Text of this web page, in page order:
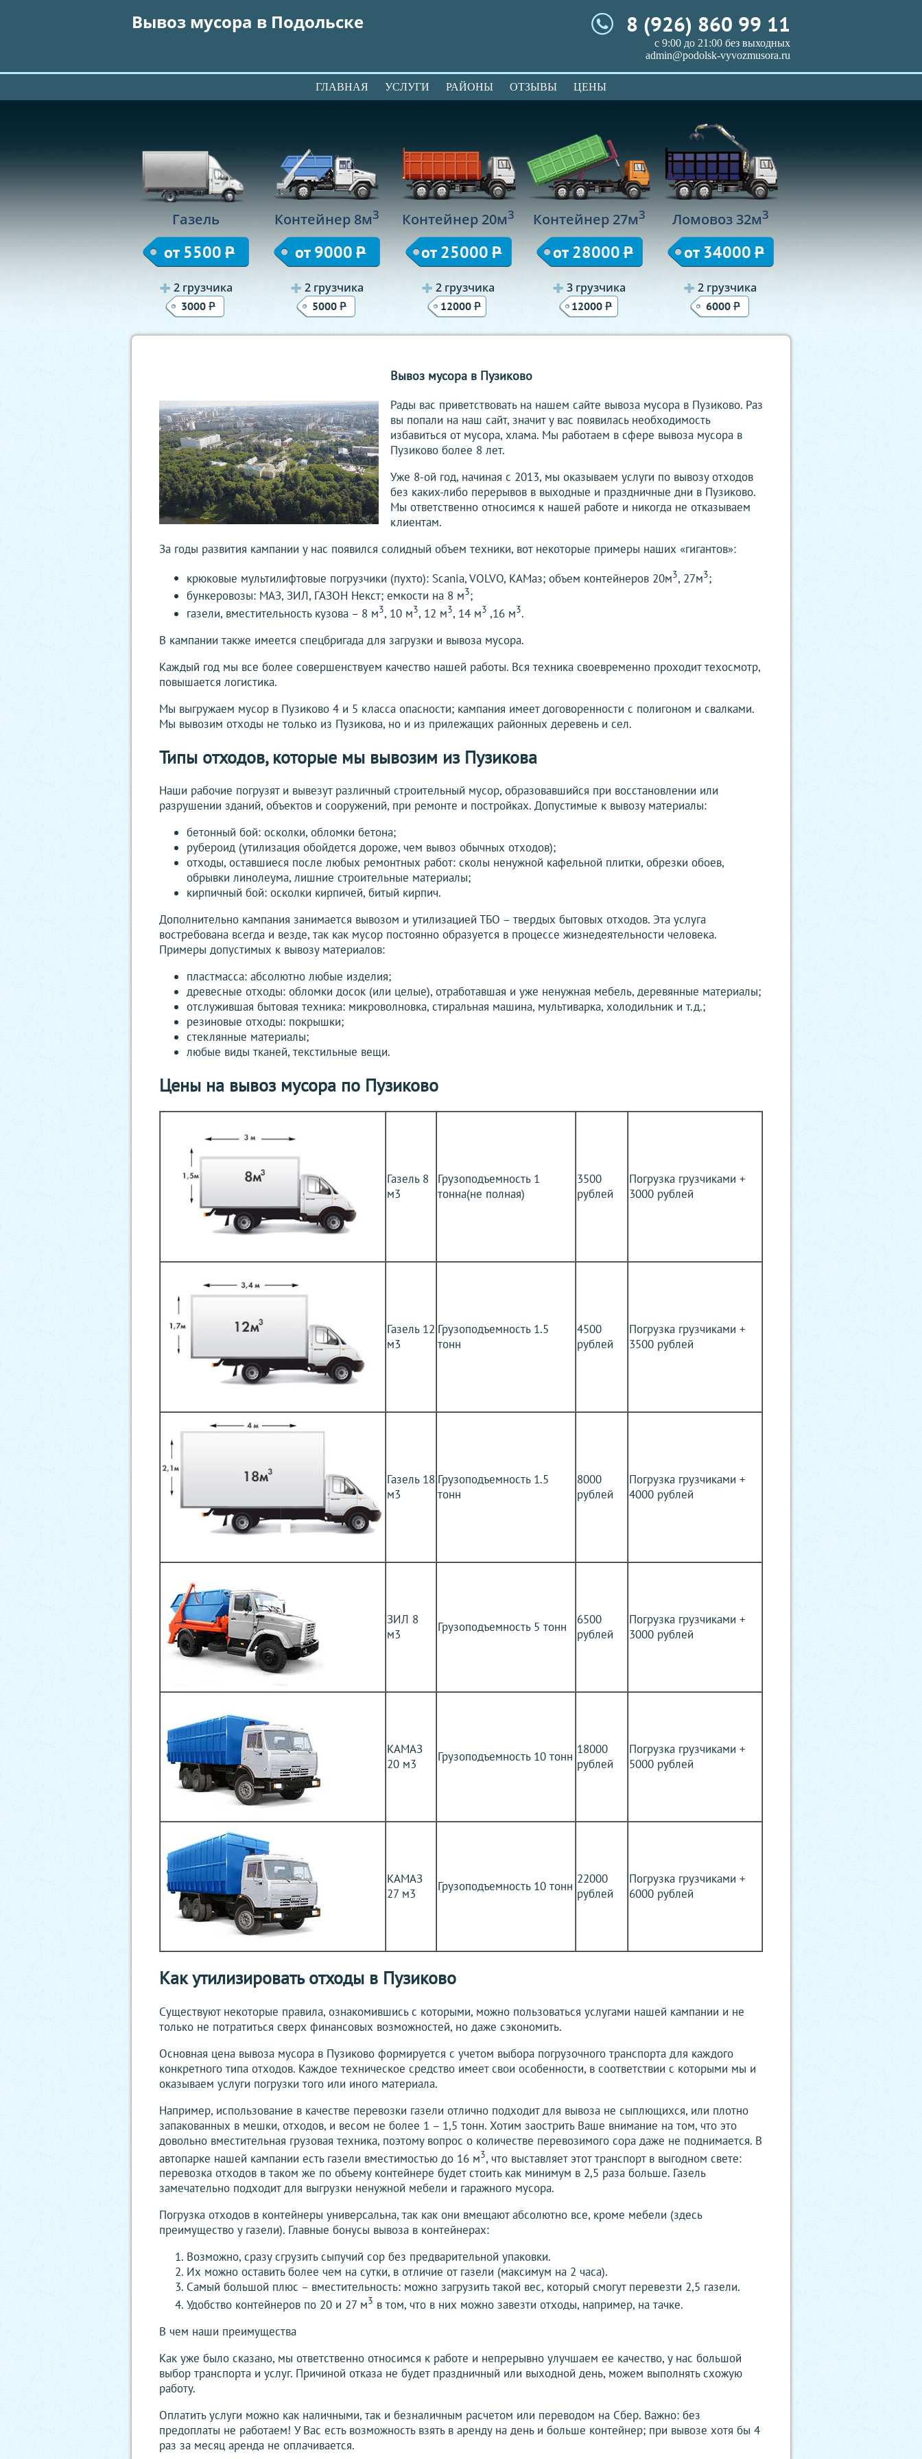
Вывоз мусора в Подольске 8 (926) 860 99 11
с 9:00 до 21:00 без выходных
admin@podolsk-vyvozmusora.ru
ГЛАВНАЯ УСЛУГИ РАЙОНЫ ОТЗЫВЫ ЦЕНЫ
Газель
от 5500Р
2 грузчика
3000Р
Контейнер 8м3
от 9000 Р
2 грузчика
5000Р
Контейнер 20м3
от 25000 Р
2 грузчика
12000 Р
Контейнер 27м3
от 28000Р
3 грузчика
12000Р
Ломовоз 32м3
от 34000Р
2 грузчика
6000Р
Вывоз мусора в Пузиково
Рады вас приветствовать на нашем сайте вывоза мусора в Пузиково. Раз
вы попали на наш сайт, значит у вас появилась необходимость
избавиться от мусора, хлама. Мы работаем в сфере вывоза мусора в
Пузиково более 8 лет.
Уже 8-ой год, начиная с 2013, мы оказываем услуги по вывозу отходов
без каких-либо перерывов в выходные и праздничные дни в Пузиково.
Мы ответственно относимся к нашей работе и никогда не отказываем
клиентам.
За годы развития кампании у нас появился солидный объем техники, вот некоторые примеры наших «гигантов»:
крюковые мультилифтовые погрузчики (пухто): Scania, VOLVO, КАМаз; объем контейнеров 20м3, 27м3;
бункеровозы: МАЗ, ЗИЛ, ГАЗОН Некст; емкости на 8 м3;
газели, вместительность кузова – 8 м3, 10 м3, 12 м3, 14 м3 ,16 м3.
В кампании также имеется спецбригада для загрузки и вывоза мусора.
Каждый год мы все более совершенствуем качество нашей работы. Вся техника своевременно проходит техосмотр,
повышается логистика.
Мы выгружаем мусор в Пузиково 4 и 5 класса опасности; кампания имеет договоренности с полигоном и свалками.
Мы вывозим отходы не только из Пузикова, но и из прилежащих районных деревень и сел.
Типы отходов, которые мы вывозим из Пузикова
Наши рабочие погрузят и вывезут различный строительный мусор, образовавшийся при восстановлении или
разрушении зданий, объектов и сооружений, при ремонте и постройках. Допустимые к вывозу материалы:
бетонный бой: осколки, обломки бетона;
рубероид (утилизация обойдется дороже, чем вывоз обычных отходов);
отходы, оставшиеся после любых ремонтных работ: сколы ненужной кафельной плитки, обрезки обоев,
обрывки линолеума, лишние строительные материалы;
кирпичный бой: осколки кирпичей, битый кирпич.
Дополнительно кампания занимается вывозом и утилизацией ТБО – твердых бытовых отходов. Эта услуга
востребована всегда и везде, так как мусор постоянно образуется в процессе жизнедеятельности человека.
Примеры допустимых к вывозу материалов:
пластмасса: абсолютно любые изделия;
древесные отходы: обломки досок (или целые), отработавшая и уже ненужная мебель, деревянные материалы;
отслужившая бытовая техника: микроволновка, стиральная машина, мультиварка, холодильник и т.д.;
резиновые отходы: покрышки;
стеклянные материалы;
любые виды тканей, текстильные вещи.
Цены на вывоз мусора по Пузиково
Газель 8
м3
Грузоподъемность 1
тонна(не полная)
3500
рублей
Погрузка грузчиками +
3000 рублей
Газель 12
м3
Грузоподъемность 1.5
тонн
4500
рублей
Погрузка грузчиками +
3500 рублей
Газель 18
м3
Грузоподъемность 1.5
тонн
8000
рублей
Погрузка грузчиками +
4000 рублей
ЗИЛ 8
м3
Грузоподъемность 5 тонн
6500
рублей
Погрузка грузчиками +
3000 рублей
КАМАЗ
20 м3
Грузоподъемность 10 тонн 18000
рублей
Погрузка грузчиками +
5000 рублей
КАМАЗ
27 м3
Грузоподъемность 10 тонн 22000
рублей
Погрузка грузчиками +
6000 рублей
Как утилизировать отходы в Пузиково
Существуют некоторые правила, ознакомившись с которыми, можно пользоваться услугами нашей кампании и не
только не потратиться сверх финансовых возможностей, но даже сэкономить.
Основная цена вывоза мусора в Пузиково формируется с учетом выбора погрузочного транспорта для каждого
конкретного типа отходов. Каждое техническое средство имеет свои особенности, в соответствии с которыми мы и
оказываем услуги погрузки того или иного материала.
Например, использование в качестве перевозки газели отлично подходит для вывоза не сыплющихся, или плотно
запакованных в мешки, отходов, и весом не более 1 – 1,5 тонн. Хотим заострить Ваше внимание на том, что это
довольно вместительная грузовая техника, поэтому вопрос о количестве перевозимого сора даже не поднимается. В
автопарке нашей кампании есть газели вместимостью до 16 м3, что выставляет этот транспорт в выгодном свете:
перевозка отходов в таком же по объему контейнере будет стоить как минимум в 2,5 раза больше. Газель
замечательно подходит для выгрузки ненужной мебели и гаражного мусора.
Погрузка отходов в контейнеры универсальна, так как они вмещают абсолютно все, кроме мебели (здесь
преимущество у газели). Главные бонусы вывоза в контейнерах:
Возможно, сразу сгрузить сыпучий сор без предварительной упаковки.
Их можно оставить более чем на сутки, в отличие от газели (максимум на 2 часа).
Самый большой плюс – вместительность: можно загрузить такой вес, который смогут перевезти 2,5 газели.
Удобство контейнеров по 20 и 27 м3 в том, что в них можно завезти отходы, например, на тачке.
В чем наши преимущества
Как уже было сказано, мы ответственно относимся к работе и непрерывно улучшаем ее качество, у нас большой
выбор транспорта и услуг. Причиной отказа не будет праздничный или выходной день, можем выполнять схожую
работу.
Оплатить услуги можно как наличными, так и безналичным расчетом или переводом на Сбер. Важно: без
предоплаты не работаем! У Вас есть возможность взять в аренду на день и больше контейнер; при вывозе хотя бы 4
раз за месяц аренда не оплачивается.